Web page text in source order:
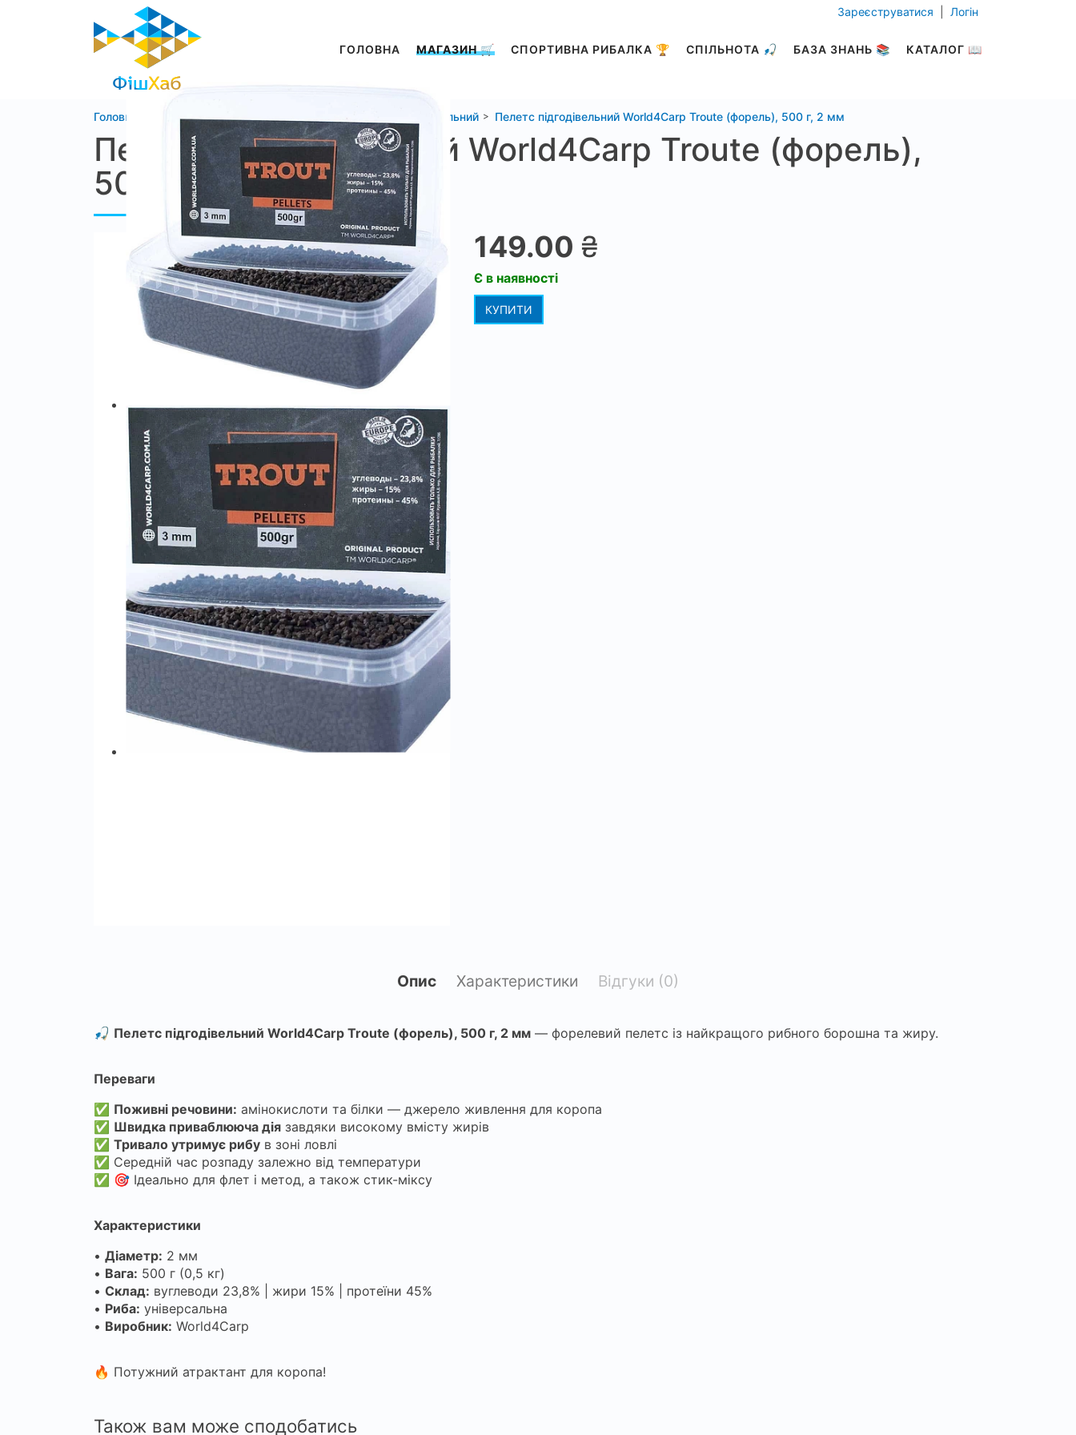
ГОЛОВНА МАГАЗИН 🛒 СПОРТИВНА РИБАЛКА 🏆 СПІЛЬНОТА 🎣 БАЗА ЗНАНЬ 📚 КАТАЛОГ 📖
Зареєструватися Логін
Головна Магазин Харчування Пелетс підгодівельний Пелетс підгодівельний World4Carp Troute (форель), 500 г, 2 мм
Пелетс підгодівельний World4Carp Troute (форель),
500 г, 2 мм
149.00 ₴
Є в наявності
КУПИТИ
Опис Характеристики Відгуки (0)
🎣 Пелетс підгодівельний World4Carp Troute (форель), 500 г, 2 мм — форелевий пелетс із найкращого рибного борошна та жиру.
Переваги
✅ Поживні речовини: амінокислоти та білки — джерело живлення для коропа
✅ Швидка приваблююча дія завдяки високому вмісту жирів
✅ Тривало утримує рибу в зоні ловлі
✅ Середній час розпаду залежно від температури
✅ 🎯 Ідеально для флет і метод, а також стик-міксу
Характеристики
• Діаметр: 2 мм
• Вага: 500 г (0,5 кг)
• Склад: вуглеводи 23,8% | жири 15% | протеїни 45%
• Риба: універсальна
• Виробник: World4Carp
🔥 Потужний атрактант для коропа!
Також вам може сподобатись